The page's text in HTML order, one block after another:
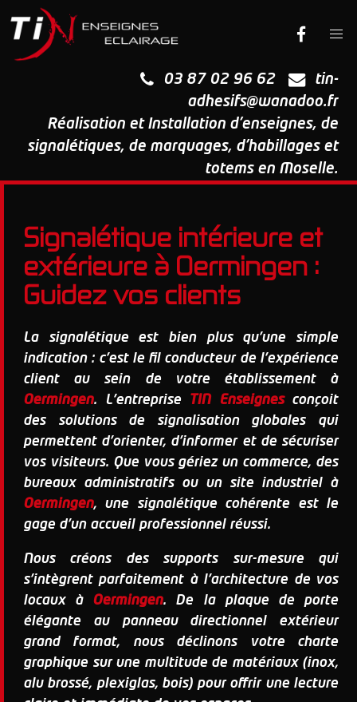
03 87 02 96 62
tin-
adhesifs@wanadoo.fr
Réalisation et Installation d'enseignes, de
signalétiques, de marquages, d'habillages et
totems en Moselle.
Signalétique intérieure et
extérieure à Oermingen :
Guidez vos clients
La signalétique est bien plus qu'une simple
indication : c'est le fil conducteur de l'expérience
client au sein de votre établissement à
Oermingen. L'entreprise TIN Enseignesconçoit
des solutions de signalisation globales qui
permettent d'orienter, d'informer et de sécuriser
vos visiteurs. Que vous gériez un commerce, des
bureaux administratifs ou un site industriel à
Oermingen, une signalétique cohérente est le
gage d'un accueil professionnel réussi.
Nous créons des supports sur-mesure qui
s'intègrent parfaitement à l'architecture de vos
locaux à Oermingen. De la plaque de porte
élégante au panneau directionnel extérieur
grand format, nous déclinons votre charte
graphique sur une multitude de matériaux (inox,
alu brossé, plexiglas, bois) pour offrir une lecture